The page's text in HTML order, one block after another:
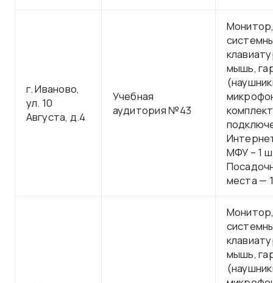
г. Иваново,
ул. 10
Августа, д.4
Учебная
аудитория №43
мышь,
МФУ – 1
места —
мышь,